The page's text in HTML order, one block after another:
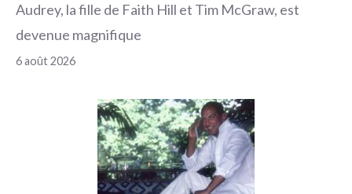
Audrey, la fille de Faith Hill et Tim McGraw, est
devenue magnifique
6 août 2026